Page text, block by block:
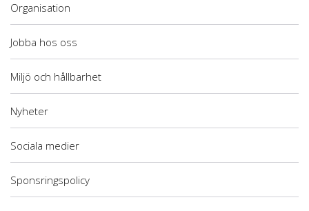
Organisation
Jobba hos oss
Miljö och hållbarhet
Nyheter
Sociala medier
Sponsringspolicy